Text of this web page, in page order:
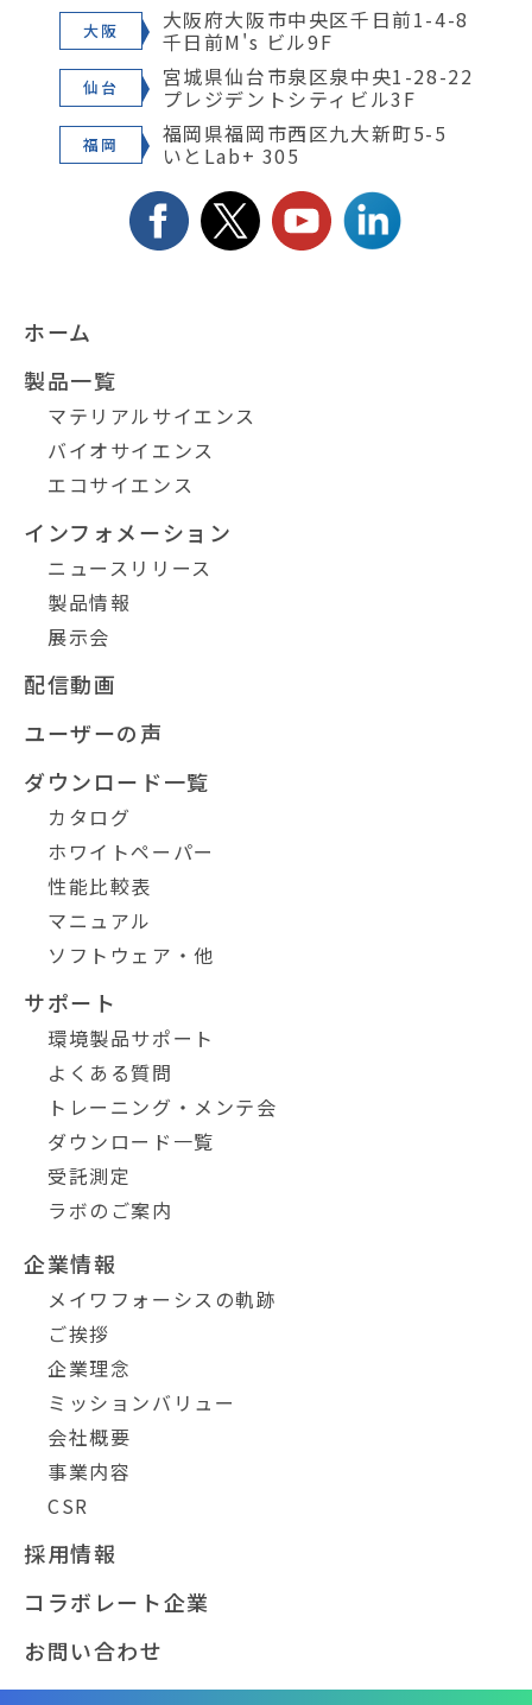
大阪 大阪府大阪市中央区千日前1-4-8
千日前M's ビル9F
仙台 宮城県仙台市泉区泉中央1-28-22
プレジデントシティビル3F
福岡 福岡県福岡市西区九大新町5-5
いとLab+ 305
ホーム
製品一覧
マテリアルサイエンス
バイオサイエンス
エコサイエンス
インフォメーション
ニュースリリース
製品情報
展示会
配信動画
ユーザーの声
ダウンロード一覧
カタログ
ホワイトペーパー
性能比較表
マニュアル
ソフトウェア・他
サポート
環境製品サポート
よくある質問
トレーニング・メンテ会
ダウンロード一覧
受託測定
ラボのご案内
企業情報
メイワフォーシスの軌跡
ご挨拶
企業理念
ミッションバリュー
会社概要
事業内容
CSR
採用情報
コラボレート企業
お問い合わせ